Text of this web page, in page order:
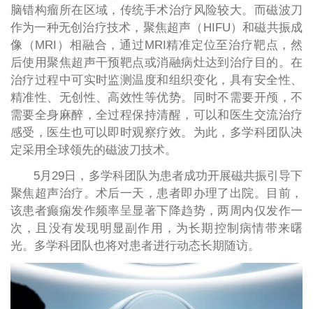
脑错构瘤所在区域，传统手术治疗风险较大。而磁波刀
作为一种无创治疗技术，聚焦超声（HIFU）和磁共振成
像（MRI）相融合，通过MRI精准定位至治疗靶点，然
后使用聚焦超声干预靶点或消融病灶达到治疗目的。在
治疗过程中可实时监测温度和组织变化，具有安全性、
精准性、无创性、高效性等优势。同时不需要开颅，不
需要全身麻醉，全过程保持清醒，可以和医生交流治疗
感受，医生也可以即时观察疗效。为此，多学科团队决
定采用全球领先的磁波刀技术。
5月29日，多学科团队为患者成功开展磁共振引导下
聚焦超声治疗。术后一天，患者即办理了出院。目前，
该患者癫痫发作频率呈显著下降趋势，两周内仅发作一
次，且没有发现明显副作用，为长期控制病情带来曙
光。多学科团队也将对患者进行动态长期随访。